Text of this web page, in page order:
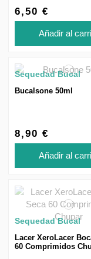
6,50 €
Añadir al
Sequedad Bucal
Bucalsone 50ml
8,90 €
Añadir al
Sequedad Bucal
Lacer XeroLacer
60 Comprimidos